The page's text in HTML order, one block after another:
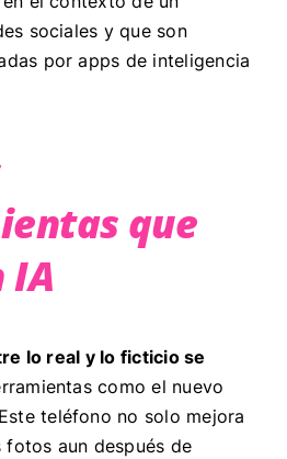
sociales y que son
por apps de inteligencia
que
IA
lo real y lo ficticio se
como el nuevo
teléfono no solo mejora
fotos aun después de